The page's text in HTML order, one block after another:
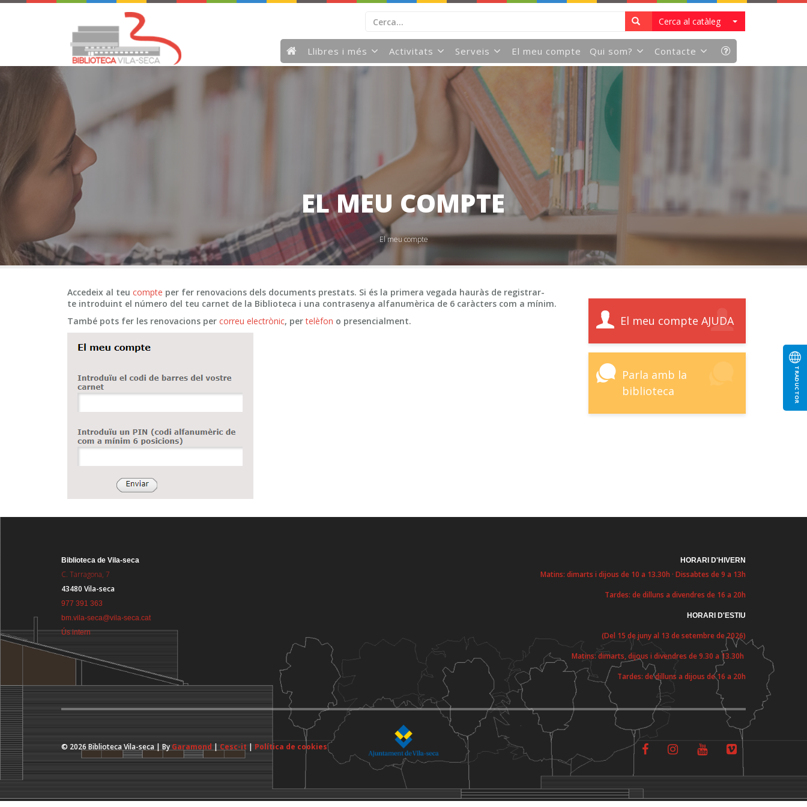
TRADUCTOR
Cerca al catàleg
Llibres i més Activitats Serveis El meu compte Qui som? Contacte
EL MEU COMPTE
El meu compte
Accedeix al teu compte per fer renovacions dels documents prestats. Si és la primera vegada hauràs de registrar-
te introduint el número del teu carnet de la Biblioteca i una contrasenya alfanumèrica de 6 caràcters com a mínim.
També pots fer les renovacions per correu electrònic, pertelèfon o presencialment. El meu compte AJUDA
Parla amb la
biblioteca
Biblioteca de Vila-seca
C. Tarragona, 7
43480 Vila-seca
977 391 363
bm.vila-seca@vila-seca.cat
Ús intern
HORARI D'HIVERN
Matins: dimarts i dijous de 10 a 13.30h · Dissabtes de 9 a 13h
Tardes: de dilluns a divendres de 16 a 20h
HORARI D'ESTIU
(Del 15 de juny al 13 de setembre de 2026)
Matins: dimarts, dijous i divendres de 9.30 a 13.30h
Tardes: de dilluns a dijous de 16 a 20h
© 2026 Biblioteca Vila-seca | ByGaramond|Cesc-it|Política de cookies